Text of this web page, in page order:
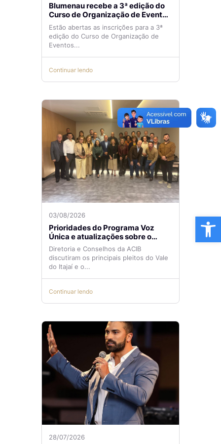
Blumenau recebe a 3ª edição do
Curso de Organização de Eventos
Lilian Ribeiro
Estão abertas as inscrições para a 3ª
edição do Curso de Organização de
Eventos...
Continuar lendo
03/08/2026
Prioridades do Programa Voz
Única e atualizações sobre o
Aeroporto de Navegantes são
temas de reunião na ACIB
Diretoria e Conselhos da ACIB
discutiram os principais pleitos do Vale
do Itajaí e o...
Continuar lendo
28/07/2026